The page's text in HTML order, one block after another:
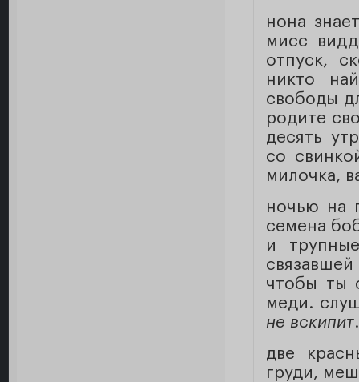
нона
мисс
отпуск,
никто
свободы
родите
десять
со
милочка,
ночью на
семена
и
чтобы ты
меди.
не вскипит.
две
груди,